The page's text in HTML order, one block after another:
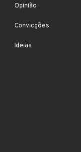
Opinião
Convicções
Ideias